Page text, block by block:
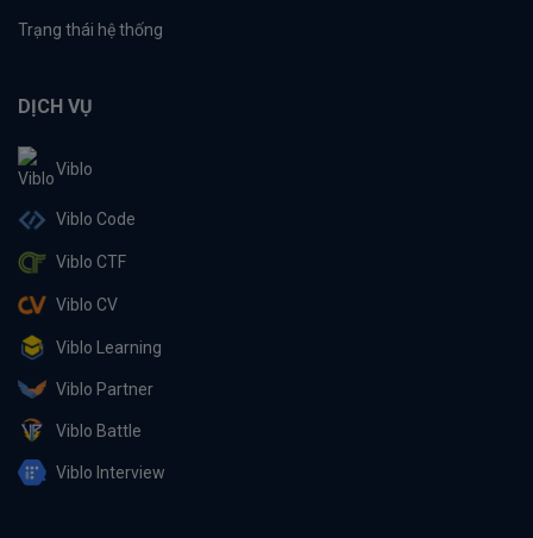
Trạng thái hệ thống
DỊCH VỤ
Viblo
Viblo Code
Viblo CTF
Viblo CV
Viblo Learning
Viblo Partner
Viblo Battle
Viblo Interview